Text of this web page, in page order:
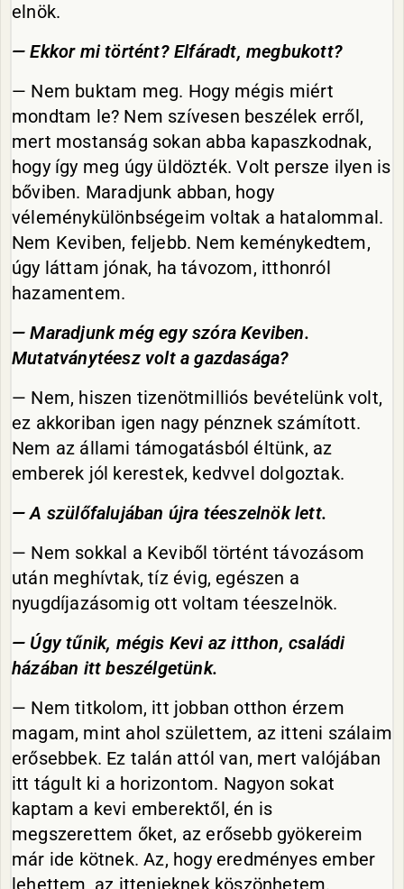
elnök.
— Ekkor mi történt? Elfáradt, megbukott?
— Nem buktam meg. Hogy mégis miért
mondtam le? Nem szívesen beszélek erről,
mert mostanság sokan abba kapaszkodnak,
hogy így meg úgy üldözték. Volt persze ilyen is
bőviben. Maradjunk abban, hogy
véleménykülönbségeim voltak a hatalommal.
Nem Keviben, feljebb. Nem keménykedtem,
úgy láttam jónak, ha távozom, itthonról
hazamentem.
— Maradjunk még egy szóra Keviben.
Mutatványtéesz volt a gazdasága?
— Nem, hiszen tizenötmilliós bevételünk volt,
ez akkoriban igen nagy pénznek számított.
Nem az állami támogatásból éltünk, az
emberek jól kerestek, kedvvel dolgoztak.
— A szülőfalujában újra téeszelnök lett.
— Nem sokkal a Keviből történt távozásom
után meghívtak, tíz évig, egészen a
nyugdíjazásomig ott voltam téeszelnök.
— Úgy tűnik, mégis Kevi az itthon, családi
házában itt beszélgetünk.
— Nem titkolom, itt jobban otthon érzem
magam, mint ahol születtem, az itteni szálaim
erősebbek. Ez talán attól van, mert valójában
itt tágult ki a horizontom. Nagyon sokat
kaptam a kevi emberektől, én is
megszerettem őket, az erősebb gyökereim
már ide kötnek. Az, hogy eredményes ember
lehettem, az ittenieknek köszönhetem.